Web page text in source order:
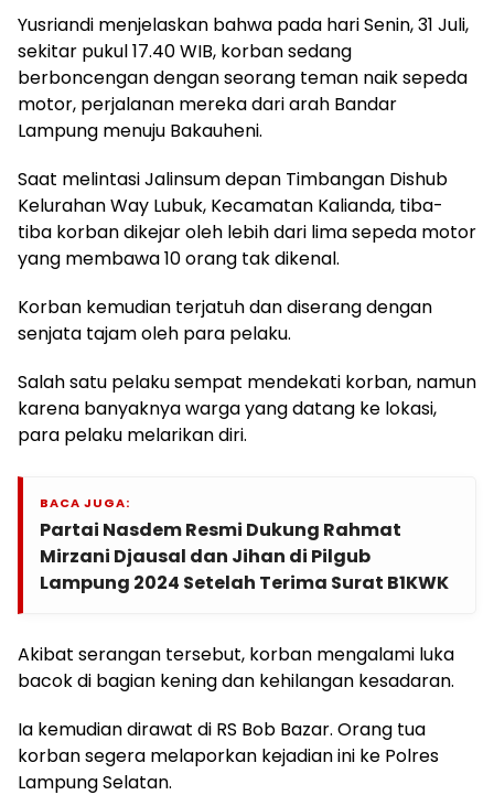
Yusriandi menjelaskan bahwa pada hari Senin, 31 Juli,
sekitar pukul 17.40 WIB, korban sedang
berboncengan dengan seorang teman naik sepeda
motor, perjalanan mereka dari arah Bandar
Lampung menuju Bakauheni.
Saat melintasi Jalinsum depan Timbangan Dishub
Kelurahan Way Lubuk, Kecamatan Kalianda, tiba-
tiba korban dikejar oleh lebih dari lima sepeda motor
yang membawa 10 orang tak dikenal.
Korban kemudian terjatuh dan diserang dengan
senjata tajam oleh para pelaku.
Salah satu pelaku sempat mendekati korban, namun
karena banyaknya warga yang datang ke lokasi,
para pelaku melarikan diri.
BACA JUGA:
Partai Nasdem Resmi Dukung Rahmat
Mirzani Djausal dan Jihan di Pilgub
Lampung 2024 Setelah Terima Surat B1KWK
Akibat serangan tersebut, korban mengalami luka
bacok di bagian kening dan kehilangan kesadaran.
Ia kemudian dirawat di RS Bob Bazar. Orang tua
korban segera melaporkan kejadian ini ke Polres
Lampung Selatan.